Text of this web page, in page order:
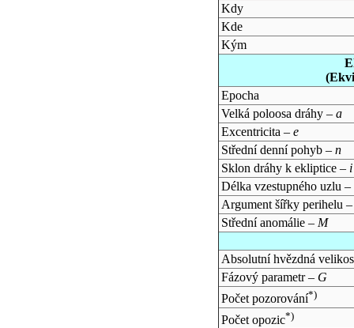
Kdy
Kde
Kým
Epocha
Velká poloosa dráhy – a
Excentricita – e
Střední denní pohyb – n
Sklon dráhy k ekliptice – i
Délka vzestupného uzlu –
Argument šířky perihelu
Střední anomálie – M
Absolutní hvězdná
Fázový parametr – G
Počet pozorování*)
Počet opozic*)